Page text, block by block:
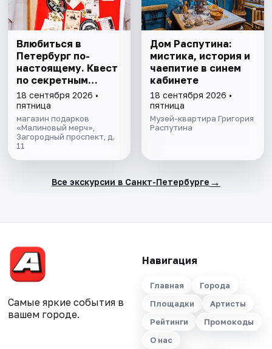
Влюбиться в
Петербург по-
настоящему. Квест
по секретным
местам
18 сентября 2026 •
пятница
магазин подарков
«Малиновый мерч»,
Загородный проспект, д.
11
Дом Распутина:
мистика, история и
чаепитие в синем
кабинете
18 сентября 2026 •
пятница
Музей-квартира Григория
Распутина
Все экскурсии в Санкт-Петербурге →
Самые яркие события в
вашем городе.
Навигация
Главная
Города
Площадки
Артисты
Рейтинги
Промокоды
О нас